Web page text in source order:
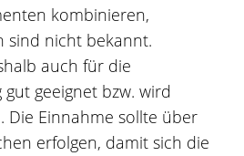
kombinieren,
sind nicht bekannt.
auch für die
geeignet bzw. wird
Die Einnahme sollte über
erfolgen, damit sich die